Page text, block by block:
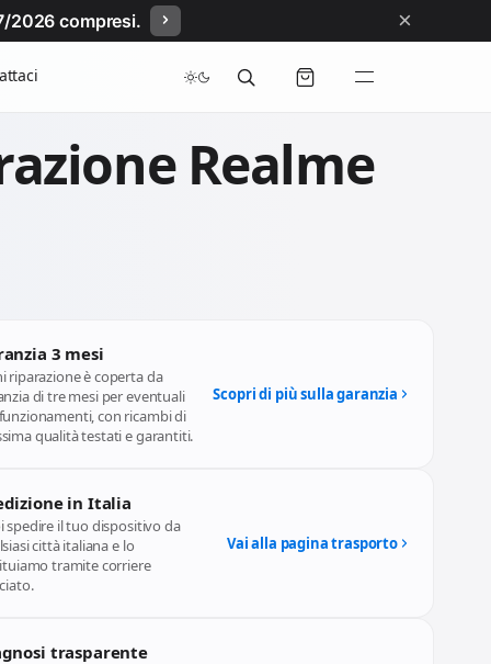
2026 compresi. ×
Realme
3 mesi
riparazione è coperta da
di tre mesi per eventuali
con ricambi di
qualità testati e garantiti.
Scopri di più sulla garanzia
in Italia
spedire il tuo dispositivo da
città italiana e lo
tramite corriere
Vai alla pagina trasporto
trasparente